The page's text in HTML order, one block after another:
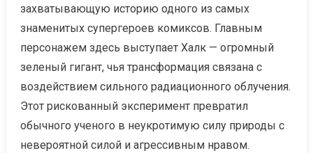
захватывающую историю одного из самых
знаменитых супергероев комиксов. Главным
персонажем здесь выступает Халк — огромный
зеленый гигант, чья трансформация связана с
воздействием сильного радиационного облучения.
Этот рискованный эксперимент превратил
обычного ученого в неукротимую силу природы с
невероятной силой и агрессивным нравом.